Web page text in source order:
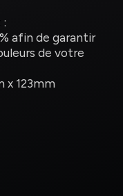
afin de garantir
de votre
x 123mm